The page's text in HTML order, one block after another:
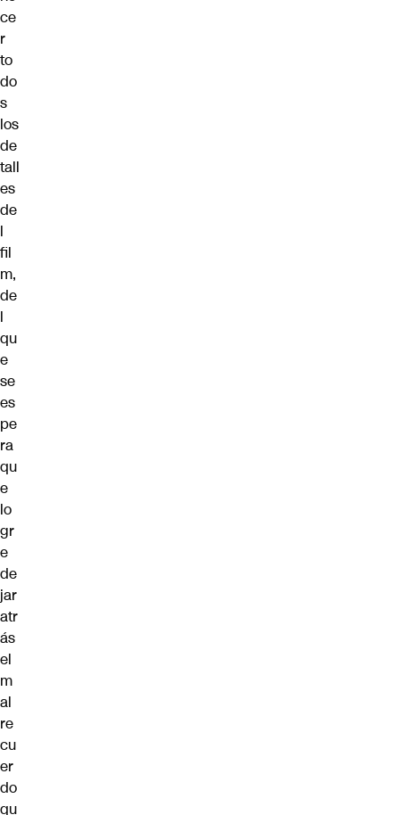
ce
r
to
do
s
los
de
tall
es
de
l
fil
m,
de
l
qu
e
se
es
pe
ra
qu
e
lo
gr
e
de
jar
atr
ás
el
m
al
re
cu
er
do
qu